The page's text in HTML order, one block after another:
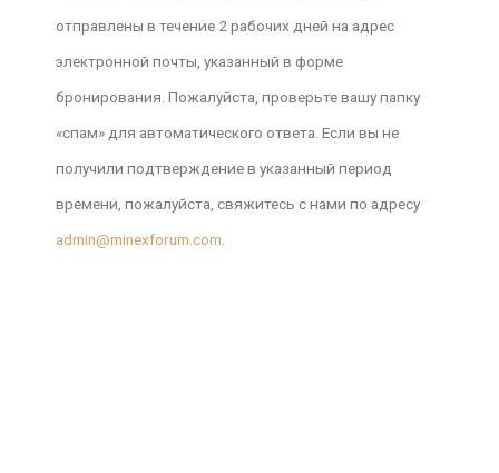
отправлены в течение 2 рабочих дней на адрес
электронной почты, указанный в форме
бронирования. Пожалуйста, проверьте вашу папку
«спам» для автоматического ответа. Если вы не
получили подтверждение в указанный период
времени, пожалуйста, свяжитесь с нами по адресу
admin@minexforum.com